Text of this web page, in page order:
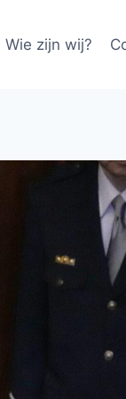
Wie zijn wij?